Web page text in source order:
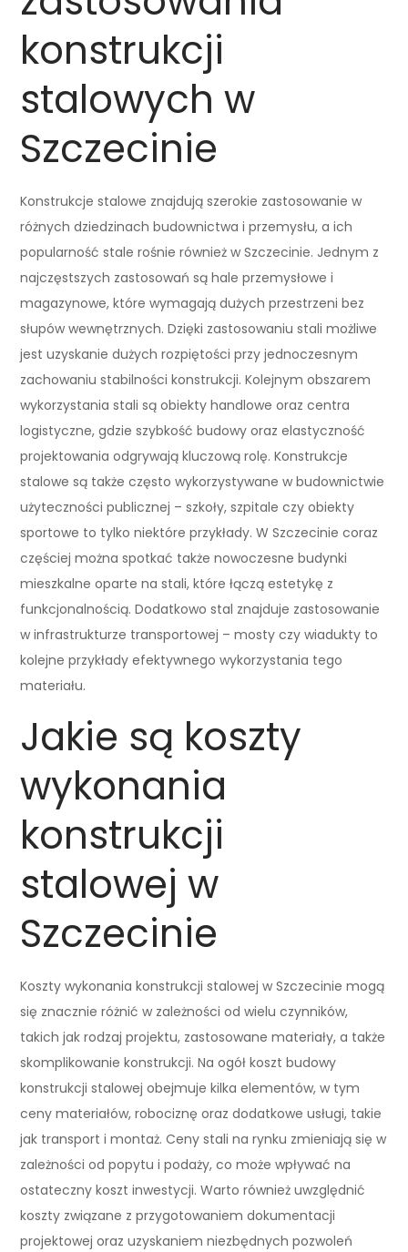
konstrukcji
stalowych w
Szczecinie
Konstrukcje stalowe znajdują szerokie zastosowanie w
różnych dziedzinach budownictwa i przemysłu, a ich
popularność stale rośnie również w Szczecinie. Jednym z
najczęstszych zastosowań są hale przemysłowe i
magazynowe, które wymagają dużych przestrzeni bez
słupów wewnętrznych. Dzięki zastosowaniu stali możliwe
jest uzyskanie dużych rozpiętości przy jednoczesnym
zachowaniu stabilności konstrukcji. Kolejnym obszarem
wykorzystania stali są obiekty handlowe oraz centra
logistyczne, gdzie szybkość budowy oraz elastyczność
projektowania odgrywają kluczową rolę. Konstrukcje
stalowe są także często wykorzystywane w budownictwie
użyteczności publicznej – szkoły, szpitale czy obiekty
sportowe to tylko niektóre przykłady. W Szczecinie coraz
częściej można spotkać także nowoczesne budynki
mieszkalne oparte na stali, które łączą estetykę z
funkcjonalnością. Dodatkowo stal znajduje zastosowanie
w infrastrukturze transportowej – mosty czy wiadukty to
kolejne przykłady efektywnego wykorzystania tego
materiału.
Jakie są koszty
wykonania
konstrukcji
stalowej w
Szczecinie
Koszty wykonania konstrukcji stalowej w Szczecinie mogą
się znacznie różnić w zależności od wielu czynników,
takich jak rodzaj projektu, zastosowane materiały, a także
skomplikowanie konstrukcji. Na ogół koszt budowy
konstrukcji stalowej obejmuje kilka elementów, w tym
ceny materiałów, robociznę oraz dodatkowe usługi, takie
jak transport i montaż. Ceny stali na rynku zmieniają się w
zależności od popytu i podaży, co może wpływać na
ostateczny koszt inwestycji. Warto również uwzględnić
koszty związane z przygotowaniem dokumentacji
projektowej oraz uzyskaniem niezbędnych pozwoleń